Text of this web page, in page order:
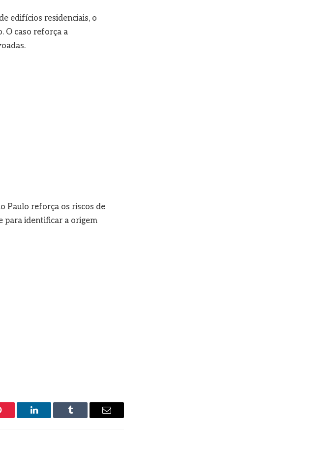
edifícios residenciais, o
O caso reforça a
Paulo reforça os riscos de
para identificar a origem
LinkedIn Tumblr
E-